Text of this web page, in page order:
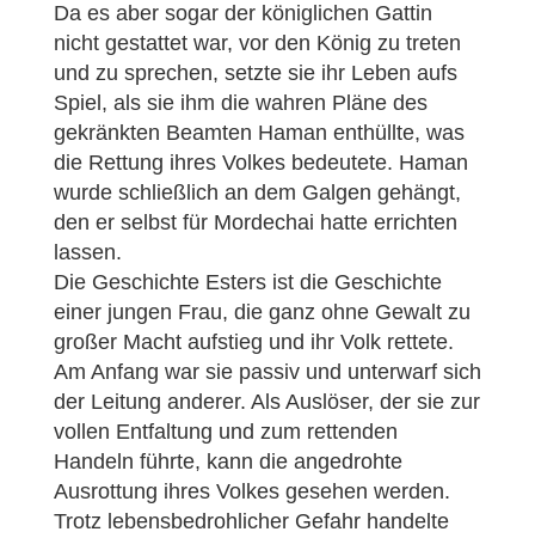
Da es aber sogar der königlichen Gattin
nicht gestattet war, vor den König zu treten
und zu sprechen, setzte sie ihr Leben aufs
Spiel, als sie ihm die wahren Pläne des
gekränkten Beamten Haman enthüllte, was
die Rettung ihres Volkes bedeutete. Haman
wurde schließlich an dem Galgen gehängt,
den er selbst für Mordechai hatte errichten
lassen.
Die Geschichte Esters ist die Geschichte
einer jungen Frau, die ganz ohne Gewalt zu
großer Macht aufstieg und ihr Volk rettete.
Am Anfang war sie passiv und unterwarf sich
der Leitung anderer. Als Auslöser, der sie zur
vollen Entfaltung und zum rettenden
Handeln führte, kann die angedrohte
Ausrottung ihres Volkes gesehen werden.
Trotz lebensbedrohlicher Gefahr handelte